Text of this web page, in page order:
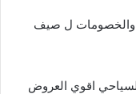
والخصومات ل صيف
اقوي العروض